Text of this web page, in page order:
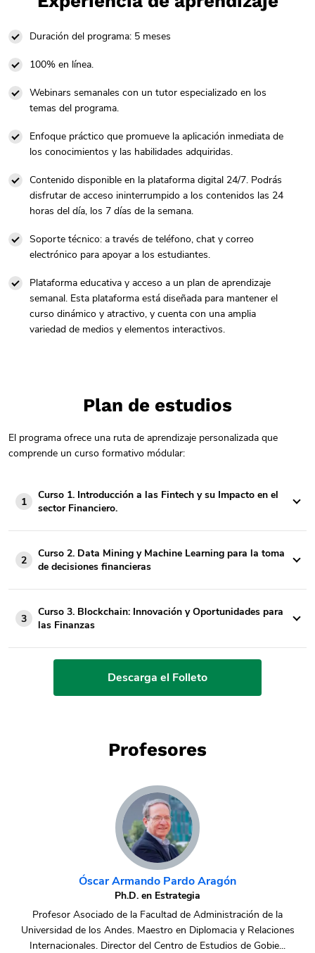
Duración del programa: 5 meses
100% en línea.
Webinars semanales con un tutor especializado en los
temas del programa.
Enfoque práctico que promueve la aplicación inmediata de
los conocimientos y las habilidades adquiridas.
Contenido disponible en la plataforma digital 24/7. Podrás
disfrutar de acceso ininterrumpido a los contenidos las 24
horas del día, los 7 días de la semana.
Soporte técnico: a través de teléfono, chat y correo
electrónico para apoyar a los estudiantes.
Plataforma educativa y acceso a un plan de aprendizaje
semanal. Esta plataforma está diseñada para mantener el
curso dinámico y atractivo, y cuenta con una amplia
variedad de medios y elementos interactivos.
Plan de estudios
El programa ofrece una ruta de aprendizaje personalizada que
comprende un curso formativo módular:
1
Curso 1. Introducción a las Fintech y su Impacto en el
sector Financiero.
2
Curso 2. Data Mining y Machine Learning para la toma
de decisiones financieras
3
Curso 3. Blockchain: Innovación y Oportunidades para
las Finanzas
Descarga el Folleto
Profesores
Óscar Armando Pardo Aragón
Ph.D. en Estrategia
Profesor Asociado de la Facultad de Administración de la
Universidad de los Andes. Maestro en Diplomacia y Relaciones
Internacionales. Director del Centro de Estudios de Gobie...